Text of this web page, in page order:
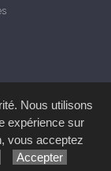
imagenia, créé et
.
Nous utilisons
expérience sur
vous acceptez
Accepter